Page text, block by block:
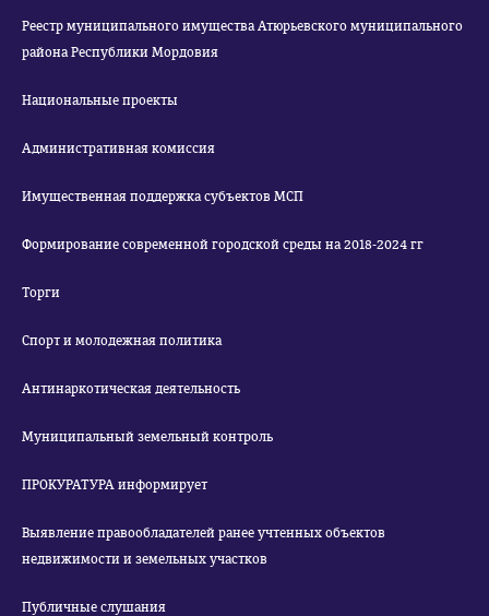
Реестр муниципального имущества Атюрьевского муниципального
района Республики Мордовия
Национальные проекты
Административная комиссия
Имущественная поддержка субъектов МСП
Формирование современной городской среды на 2018-2024 гг
Торги
Спорт и молодежная политика
Антинаркотическая деятельность
Муниципальный земельный контроль
ПРОКУРАТУРА информирует
Выявление правообладателей ранее учтенных объектов
недвижимости и земельных участков
Публичные слушания